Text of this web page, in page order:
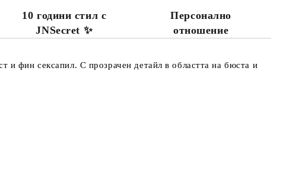
10 години стил с
JNSecret ✨️
Персонално
отношение
и фин сексапил. С прозрачен детайл в областта на бюста и